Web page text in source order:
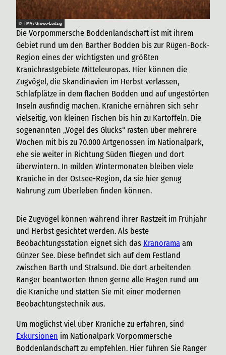
© TMV / Growe-Lodzig
Die Vorpommersche Boddenlandschaft ist mit ihrem
Gebiet rund um den Barther Bodden bis zur Rügen-Bock-
Region eines der wichtigsten und größten
Kranichrastgebiete Mitteleuropas. Hier können die
Zugvögel, die Skandinavien im Herbst verlassen,
Schlafplätze in dem flachen Bodden und auf ungestörten
Inseln ausfindig machen. Kraniche ernähren sich sehr
vielseitig, von kleinen Fischen bis hin zu Kartoffeln. Die
sogenannten „Vögel des Glücks“ rasten über mehrere
Wochen mit bis zu 70.000 Artgenossen im Nationalpark,
ehe sie weiter in Richtung Süden fliegen und dort
überwintern. In milden Wintermonaten bleiben viele
Kraniche in der Ostsee-Region, da sie hier genug
Nahrung zum Überleben finden können.
Die Zugvögel können während ihrer Rastzeit im Frühjahr
und Herbst gesichtet werden. Als beste
Beobachtungsstation eignet sich das Kranorama am
Günzer See. Diese befindet sich auf dem Festland
zwischen Barth und Stralsund. Die dort arbeitenden
Ranger beantworten Ihnen gerne alle Fragen rund um
die Kraniche und statten Sie mit einer modernen
Beobachtungstechnik aus.
Um möglichst viel über Kraniche zu erfahren, sind
Exkursionen im Nationalpark Vorpommersche
Boddenlandschaft zu empfehlen. Hier führen Sie Ranger